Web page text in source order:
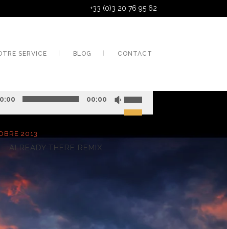
+33 (0)3 20 76 95 62
SERVICE BLOG CONTACT
00:00
2013
ALREADY THERE REMIX